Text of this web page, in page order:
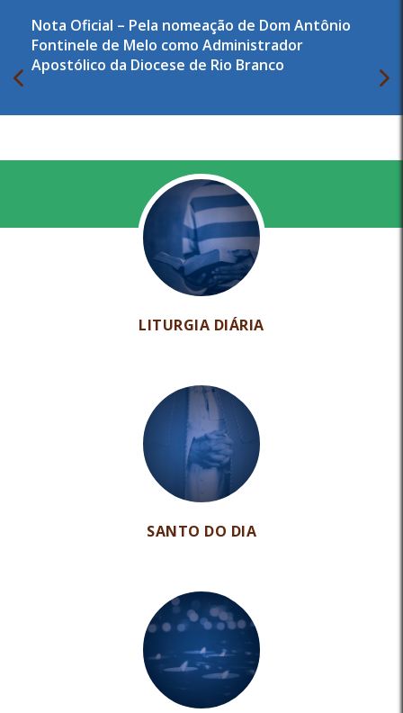
Nota Oficial – Pela nomeação de Dom Antônio
Fontinele de Melo como Administrador
Apostólico da Diocese de Rio Branco
LITURGIA DIÁRIA
SANTO DO DIA